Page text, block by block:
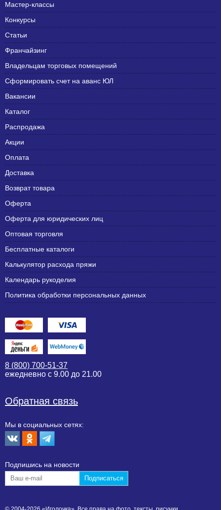
Мастер-классы
Конкурсы
Статьи
Франчайзинг
Владельцам торговых помещений
Сформировать счет на аванс ЮЛ
Вакансии
Каталог
Распродажа
Акции
Оплата
Доставка
Возврат товара
Оферта
Оферта для юридических лиц
Оптовая торговля
Бесплатные каталоги
Калькулятор расхода пряжи
Календарь рукоделия
Политика обработки персональных данных
8 (800) 700-51-37
ежедневно с 9.00 до 21.00
Обратная связь
Мы в социальных сетях:
Подпишиcь на новости